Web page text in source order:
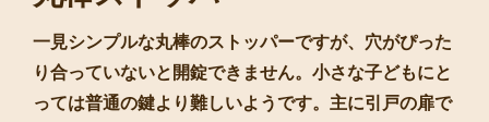
一見シンプルな丸棒のストッパーですが、穴がぴった
り合っていないと開錠できません。小さな子どもにと
っては普通の鍵より難しいようです。主に引戸の扉で